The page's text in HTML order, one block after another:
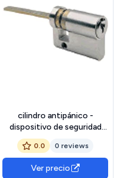
cilindro antipánico -
dispositivo de seguridad
para barra antipánico, fácil
instalación, material
resistente, ideal para salidas
de emergencia.
0.0 0 reviews
Ver precio